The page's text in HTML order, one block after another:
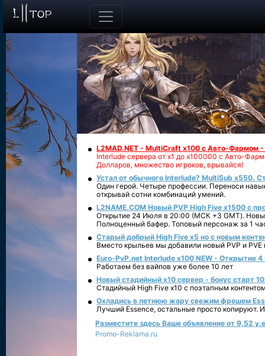
L2MAD.NET - MultiCraft x100 с Авто-Фармом
Interlude сервера от х1 до х100000 с Авто-
Долларов, множество игроков, врывайся!
Устал от обычного Interlude? MultiSub x550.
Один герой. Четыре профессии. Переноси
открывай сотни комбинаций умений.
L2NAME.COM Новый PVP High Five x1500 с
Открытие 24 Июля в 20:00 (МСК +3 GMT).
Полноценный бафер. Топовый персонаж за 1
Старый добрый High Five x5 но с новым
Вместо крыльев мы добавили новый PVP и PVE
Euro-PvP.net Interlude х100 NEW - Открытие 4
Работаем без вайпов уже более 10 лет
Новый стадийный х10 сервер - бонус старт
Стадийный High Five x10 с поэтапным
Охладись в летнюю жару свежим фрешем
Лучший Essence, остальные просто копируют.
Разместите здесь Ваше объявление от 9,52
Promo-Reklama.ru